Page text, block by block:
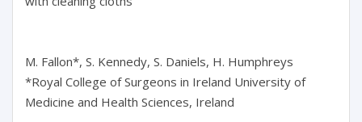
M. Fallon*, S. Kennedy, S. Daniels, H. Humphreys
*Royal College of Surgeons in Ireland University of
Medicine and Health Sciences, Ireland